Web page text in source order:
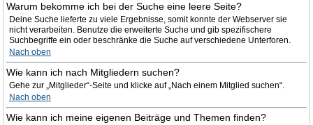
Warum bekomme ich bei der Suche eine leere Seite?
Deine Suche lieferte zu viele Ergebnisse, somit konnte der Webserver sie
nicht verarbeiten. Benutze die erweiterte Suche und gib spezifischere
Suchbegriffe ein oder beschränke die Suche auf verschiedene Unterforen.
Nach oben
Wie kann ich nach Mitgliedern suchen?
Gehe zur „Mitglieder“-Seite und klicke auf „Nach einem Mitglied suchen“.
Nach oben
Wie kann ich meine eigenen Beiträge und Themen finden?